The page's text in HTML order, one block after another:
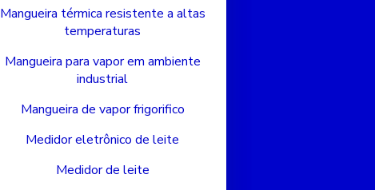
Mangueira térmica resistente a altas
temperaturas
Mangueira para vapor em ambiente
industrial
Mangueira de vapor frigorifico
Medidor eletrônico de leite
Medidor de leite